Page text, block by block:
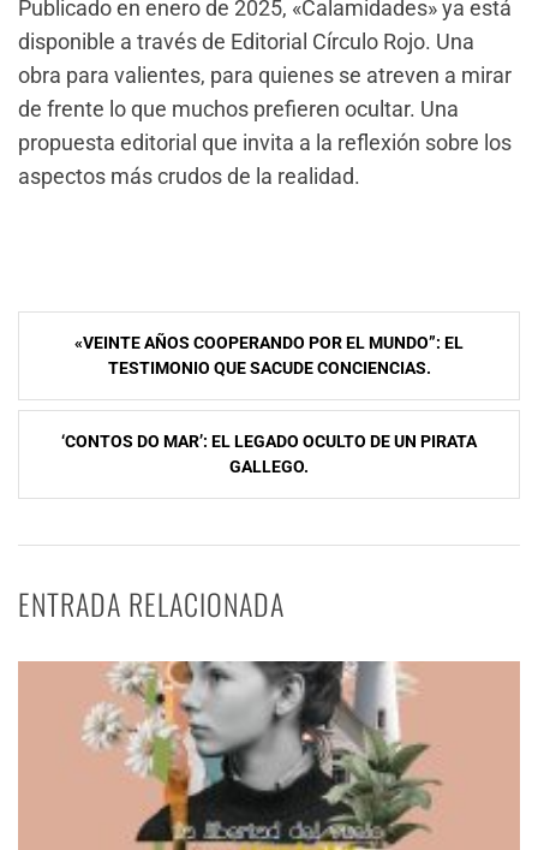
Publicado en enero de 2025, «Calamidades» ya está
disponible a través de Editorial Círculo Rojo. Una
obra para valientes, para quienes se atreven a mirar
de frente lo que muchos prefieren ocultar. Una
propuesta editorial que invita a la reflexión sobre los
aspectos más crudos de la realidad.
Navegación
entradas
«VEINTE AÑOS COOPERANDO POR EL MUNDO”: EL
TESTIMONIO QUE SACUDE CONCIENCIAS.
‘CONTOS DO MAR’: EL LEGADO OCULTO DE UN PIRATA
GALLEGO.
ENTRADA RELACIONADA